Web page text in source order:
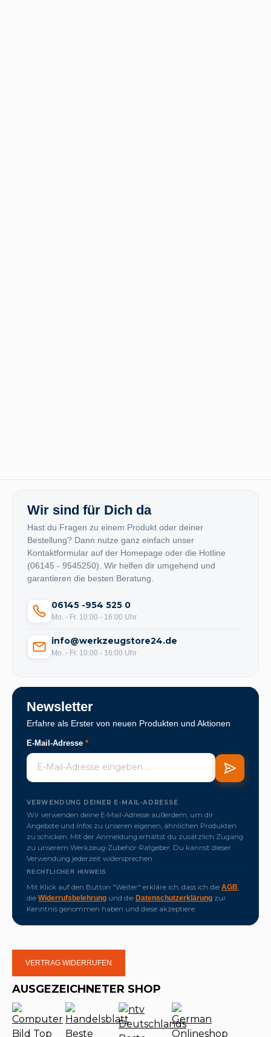
Wir sind für Dich da
Hast du Fragen zu einem Produkt oder deiner
Bestellung? Dann nutze ganz einfach unser
Kontaktformular auf der Homepage oder die Hotline
(06145 - 9545250). Wir helfen dir umgehend und
garantieren die besten Beratung.
06145 -954 525 0
Mo. - Fr. 10:00 - 16:00 Uhr
info@werkzeugstore24.de
Mo. - Fr. 10:00 - 16:00 Uhr
Newsletter
Erfahre als Erster von neuen Produkten und Aktionen
E-Mail-Adresse *
VERWENDUNG DEINER E-MAIL-ADRESSE
Wir verwenden deine E-Mail-Adresse außerdem, um dir
Angebote und Infos zu unseren eigenen, ähnlichen Produkten
zu schicken. Mit der Anmeldung erhältst du zusätzlich Zugang
zu unserem Werkzeug-Zubehör-Ratgeber. Du kannst dieser
Verwendung jederzeit widersprechen.
RECHTLICHER HINWEIS
Mit Klick auf den Button "Weiter" erkläre ich, dass ich die AGB
die Widerrufsbelehrung und die Datenschutzerklärung zur
Kenntnis genommen haben und diese akzeptiere.
VERTRAG WIDERRUFEN
AUSGEZEICHNETER SHOP